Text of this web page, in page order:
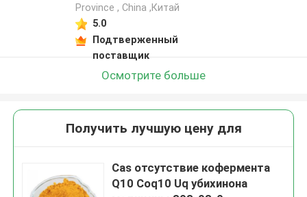
Province , China ,Китай
5.0
Подтверженный
поставщик
Осмотрите больше
Получить лучшую цену для
Cas отсутствие кофермента
Q10 Coq10 Uq убихинона